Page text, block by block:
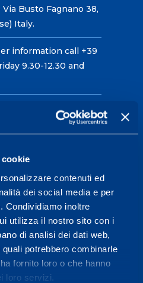
contenuti ed
dei social media e per
Condividiamo inoltre
utilizza il nostro sito con i
di analisi dei dati web,
potrebbero combinarle
fornito loro o che hanno
loro servizi.
Busto Fagnano 38,
Italy.
information call +39
9.30-12.30 and
for high
and well-